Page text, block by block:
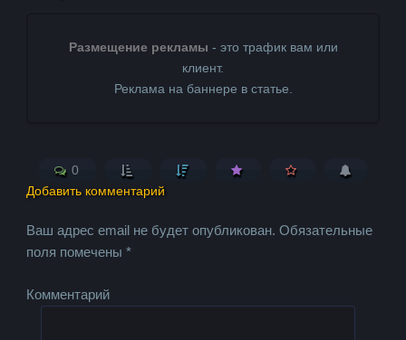
Размещение рекламы - это трафик вам или
клиент.
Реклама на баннере в статье.
0
Добавить комментарий
Ваш адрес email не будет опубликован. Обязательные
поля помечены*
Комментарий